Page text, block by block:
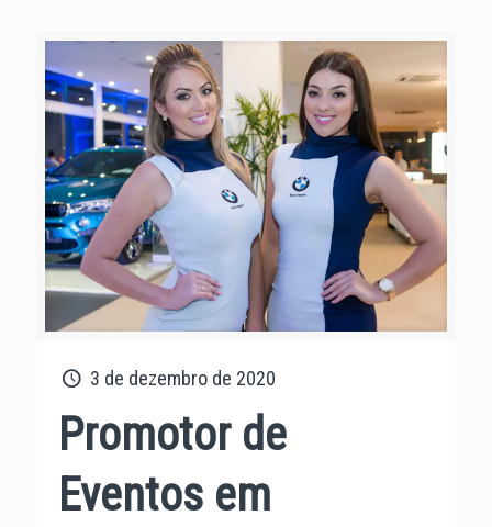
3 de dezembro de 2020
Promotor de
Eventos em